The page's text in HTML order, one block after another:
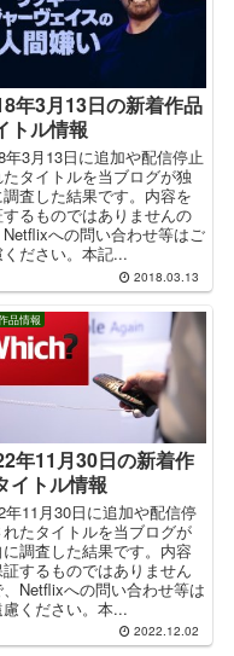
年3月13日の新着作品
トル情報
年3月13日に追加や配信停止
たタイトルを当ブログが独
調査した結果です。内容を
るものではありませんの
への問い合わせ等はご
ださい。本記...
2018.03.13
品情報
年11月30日の新着作
イトル情報
年11月30日に追加や配信停
たタイトルを当ブログが
調査した結果です。内容
証するものではありません
Netflixへの問い合わせ等は
慮ください。本...
2022.12.02